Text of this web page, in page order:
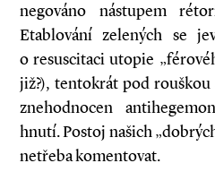
negováno nástupem
Etablování zelených se
o resuscitaci utopie
již?), tentokrát pod rouškou
znehodnocen
hnutí. Postoj našich
netřeba komentovat.